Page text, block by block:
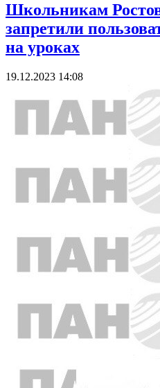
Школьникам
запретили
на уроках
19.12.2023 14:08